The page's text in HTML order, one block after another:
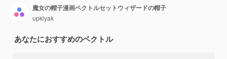
魔女の帽子漫画ベクトルセットウィザードの帽子
upklyak
あなたにおすすめのベクトル